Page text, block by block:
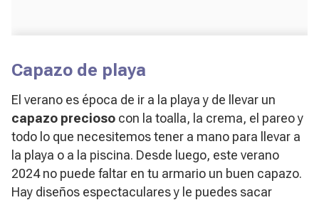
Capazo de playa
El verano es época de ir a la playa y de llevar un
capazo precioso con la toalla, la crema, el pareo y
todo lo que necesitemos tener a mano para llevar a
la playa o a la piscina. Desde luego, este verano
2024 no puede faltar en tu armario un buen capazo.
Hay diseños espectaculares y le puedes sacar